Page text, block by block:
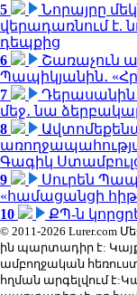
5
Նորայրը
վերադառնում է.
դեպքից
6
Շառաչուն
Պապիկյանին․
7
Դերասանին
մեջ․ նա
8
Գագիկ
9
Սուրեն
«համացանցի
10
ՔՊ-ն
© 2011-2026 Lurer.com
ին պարտադիր է:
ամբողջական
հղման արգելվում